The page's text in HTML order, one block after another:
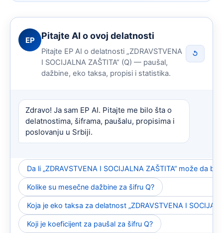
EP Pitajte AI o ovoj delatnosti
Pitajte EP AI o delatnosti „ZDRAVSTVENA
I SOCIJALNA ZAŠTITA“ (Q) — paušal,
dažbine, eko taksa, propisi i statistika.
↺
Zdravo! Ja sam EP AI. Pitajte me bilo šta o
delatnostima, šiframa, paušalu, propisima i
poslovanju u Srbiji.
Da li „ZDRAVSTVENA I SOCIJALNA ZAŠTITA“ može da
Kolike su mesečne dažbine za šifru Q?
Koja je eko taksa za delatnost „ZDRAVSTVENA I
Koji je koeficijent za paušal za šifru Q?